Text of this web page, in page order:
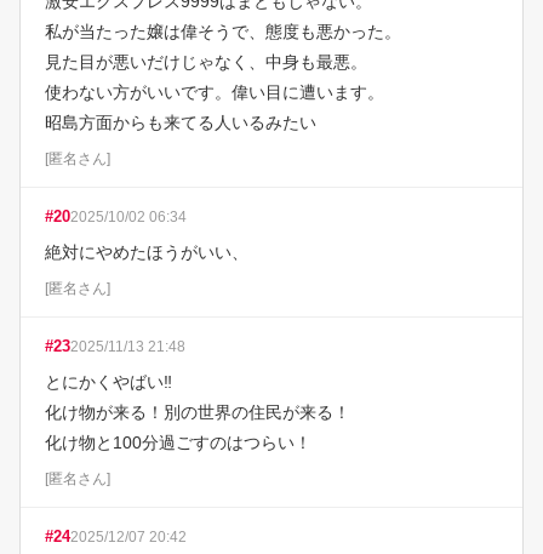
私が当たった嬢は偉そうで、態度も悪かった。
見た目が悪いだけじゃなく、中身も最悪。
使わない方がいいです。偉い目に遭います。
昭島方面からも来てる人いるみたい
[匿名さん]
#202025/10/02 06:34
絶対にやめたほうがいい、
[匿名さん]
#232025/11/13 21:48
とにかくやばい‼️
化け物が来る！別の世界の住民が来る！
化け物と100分過ごすのはつらい！
[匿名さん]
#242025/12/07 20:42